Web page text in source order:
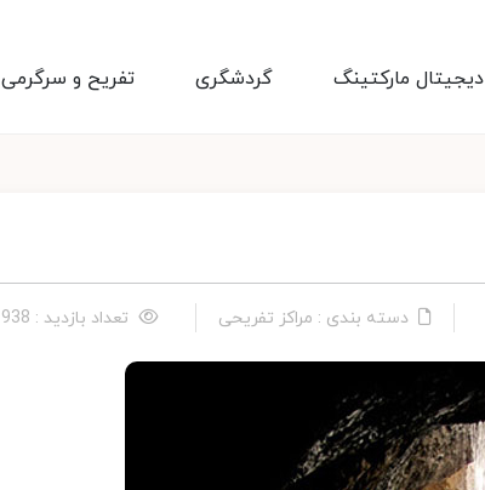
تفریح و سرگرمی گردشگری دیجیتال مارکتینگ
دسته بندی : مراکز تفریحی تعداد بازدید : 938 نفر